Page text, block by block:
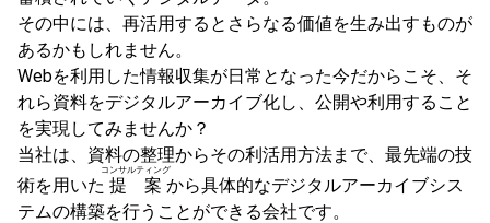
その中には、再活用するとさらなる価値を生み出すものが
あるかもしれません。
Webを利用した情報収集が日常となった今だからこそ、そ
れら資料をデジタルアーカイブ化し、公開や利用すること
を実現してみませんか？
当社は、資料の整理からその利活用方法まで、最先端の技
術を用いた 提案
コンサルティング
から具体的なデジタルアーカイブシス
テムの構築を行うことができる会社です。